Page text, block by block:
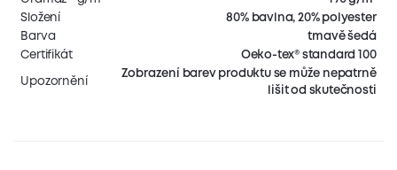
Složení
80% bavlna, 20% polyester
Barva
tmavě šedá
Certifikát
Oeko-tex® standard 100
Upozornění
Zobrazení barev produktu se může nepatrně
lišit od skutečnosti